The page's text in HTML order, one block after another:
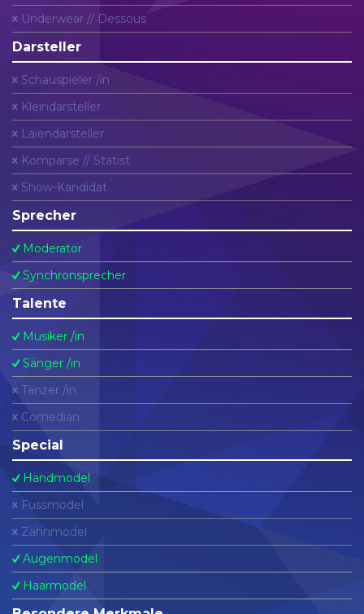
Underwear // Dessous
Darsteller
Schauspieler /in
Kleindarsteller
Laiendarsteller
Komparse // Statist
Show-Kandidat
Sprecher
Moderator
Synchronsprecher
Talente
Musiker /in
Sänger /in
Tänzer /in
Comedian
Special
Handmodel
Fussmodel
Zahnmodel
Augenmodel
Haarmodel